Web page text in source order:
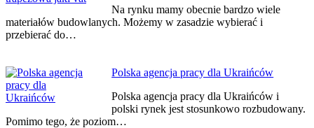
Na rynku mamy obecnie bardzo wiele
materiałów budowlanych. Możemy w zasadzie wybierać i
przebierać do…
Polska agencja pracy dla Ukraińców
Polska agencja pracy dla Ukraińców i
polski rynek jest stosunkowo rozbudowany.
Pomimo tego, że poziom…